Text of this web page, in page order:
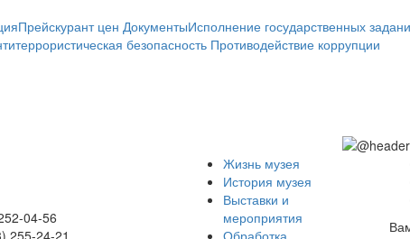
Прейскурант цен ДокументыИсполнение государственных
безопасность Противодействие коррупции
04-56
Жизнь музея
История музея
Выставки и
мероприятия